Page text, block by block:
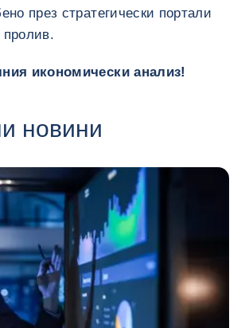
през стратегически портали
пролив.
икономически анализ!
новини